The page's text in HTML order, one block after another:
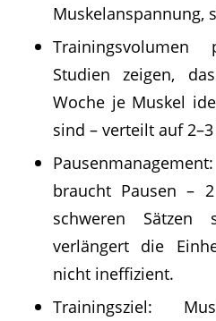
Muskelanspannung,
Trainingsvolumen
Studien zeigen,
Woche je Muskel
sind – verteilt auf
braucht Pausen –
schweren Sätzen
verlängert die
nicht ineffizient.
Trainingsziel: